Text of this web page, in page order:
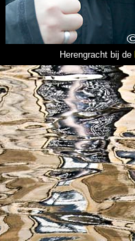
Herengracht bij de